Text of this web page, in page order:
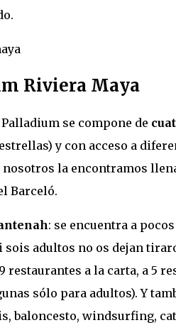
Riviera Maya
se compone de
y con acceso a
la encontramos
Barceló.
: se encuentra a
adultos no os dejan
restaurantes a la carta, a 5
sólo para adultos). Y
baloncesto, windsurfing,